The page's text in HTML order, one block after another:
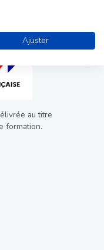
au titre
formation.
Ajuster